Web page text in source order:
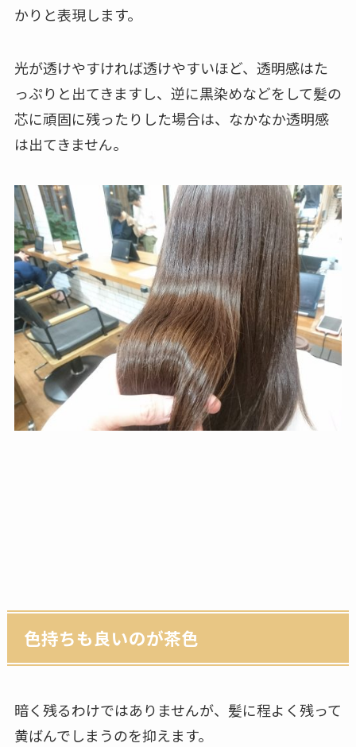
かりと表現します。
光が透けやすければ透けやすいほど、透明感はた
っぷりと出てきますし、逆に黒染めなどをして髪の
芯に頑固に残ったりした場合は、なかなか透明感
は出てきません。
色持ちも良いのが茶色
暗く残るわけではありませんが、髪に程よく残って
黄ばんでしまうのを抑えます。